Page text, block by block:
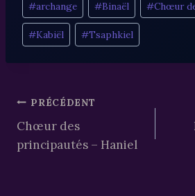
de
la
#archange #Binaël #Chœur
#Kabiël #Tsaphkiel
Navigation
de
PRÉCÉDENT
Chœur des
principautés – Haniel